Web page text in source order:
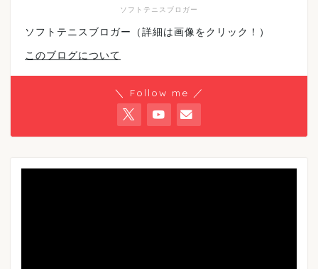
ソフトテニスブロガー
ソフトテニスブロガー（詳細は画像をクリック！）
このブログについて
＼ Follow me ／